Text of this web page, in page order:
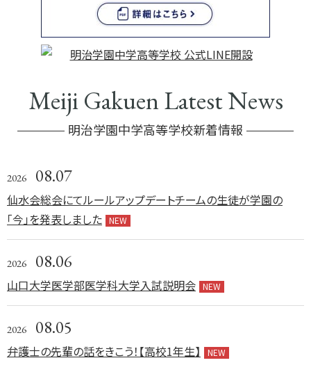
Meiji Gakuen Latest News
明治学園中学高等学校新着情報
2026 08.07
仙水会総会にてルールアップデートチームの生徒が学園の
「今」を発表しました NEW
2026 08.06
山口大学医学部医学科大学入試説明会 NEW
2026 08.05
弁護士の先輩の話をきこう！【高校1年生】 NEW